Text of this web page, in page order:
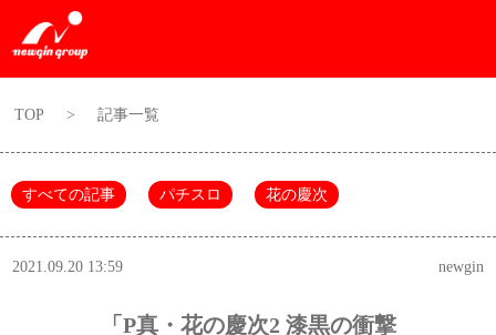
TOP > 記事一覧
すべての記事 パチスロ 花の慶次
2021.09.20 13:59 newgin
「P真・花の慶次2 漆黒の衝撃